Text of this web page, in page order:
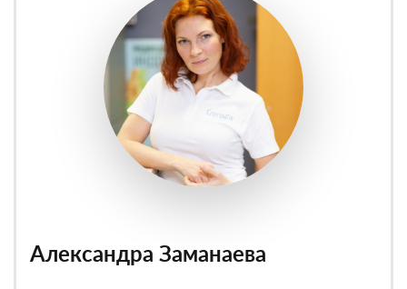
Александра Заманаева